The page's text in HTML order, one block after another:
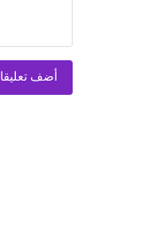
أضف تعليقا